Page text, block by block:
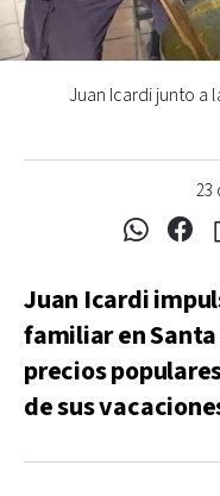
23
Juan Icardi junto a
Juan Icardi
familiar en
precios
de sus